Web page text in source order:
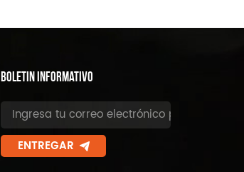
BOLETIN INFORMATIVO
ENTREGAR